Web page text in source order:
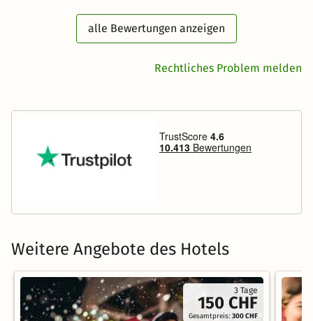
alle Bewertungen anzeigen
Rechtliches Problem melden
Weitere Angebote des Hotels
3 Tage
150 CHF
Gesamtpreis:300 CHF